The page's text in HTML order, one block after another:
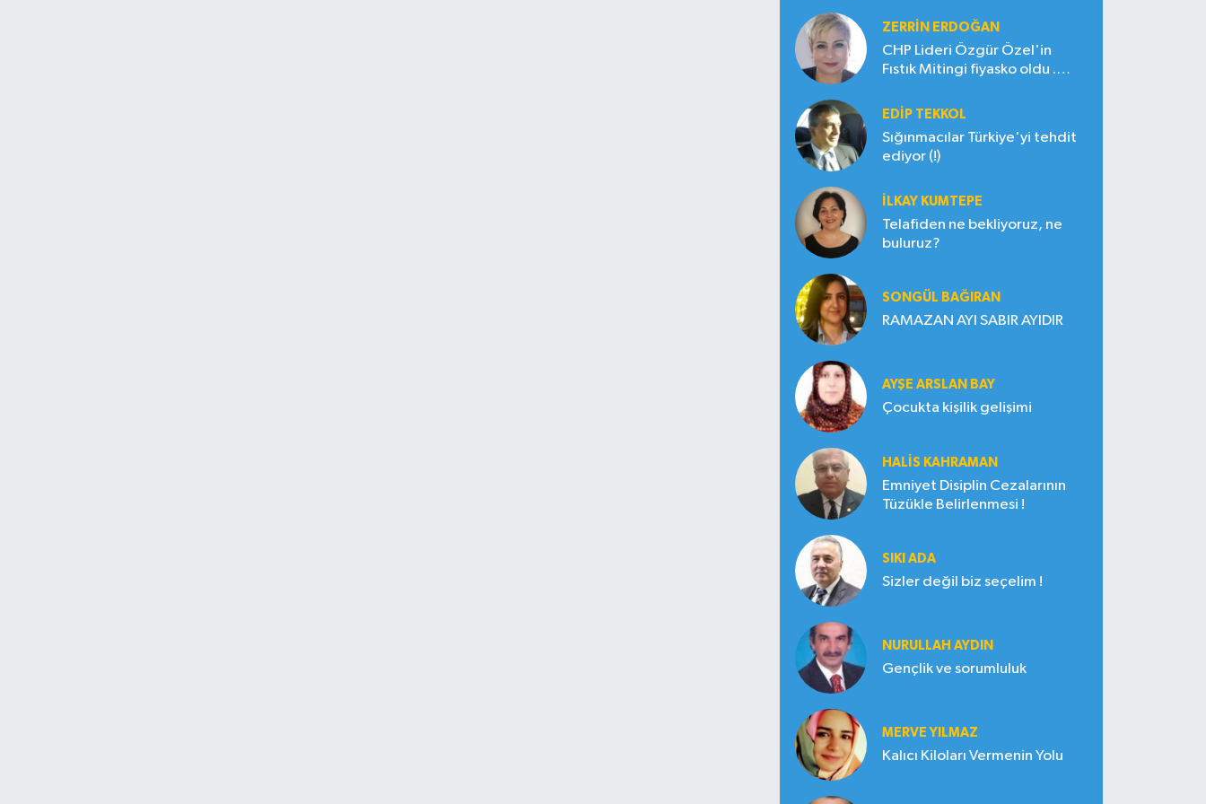
ZERRIN ERDOĞAN
CHP Lideri Özgür Özel'in
Fıstık Mitingi fiyasko oldu .
EDIP TEKKOL
Sığınmacılar Türkiye'yi tehdit
ediyor (!)
İLKAY KUMTEPE
Telafiden ne bekliyoruz, ne
buluruz?
SONGÜL BAĞIRAN
RAMAZAN AYI SABIR AYIDIR
AYŞE ARSLAN BAY
Çocukta kişilik gelişimi
HALIS KAHRAMAN
Emniyet Disiplin Cezalarının
Tüzükle Belirlenmesi !
SIKI ADA
Sizler değil biz seçelim !
NURULLAH AYDIN
Gençlik ve sorumluluk
MERVE YILMAZ
Kalıcı Kiloları Vermenin Yolu